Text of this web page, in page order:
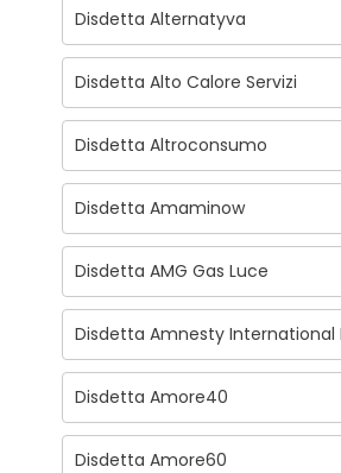
Disdetta Alternatyva
Disdetta Alto Calore Servizi
Disdetta Altroconsumo
Disdetta Amaminow
Disdetta AMG Gas Luce
Disdetta Amnesty International
Disdetta Amore40
Disdetta Amore60